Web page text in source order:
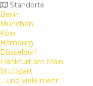
Standorte
Berlin
München
Köln
Hamburg
Düsseldorf
Frankfurt am Main
Stuttgart
... und viele mehr